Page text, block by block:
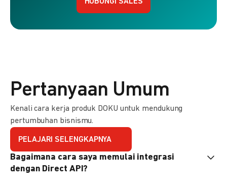
HUBUNGI SALES
Pertanyaan Umum
Kenali cara kerja produk DOKU untuk mendukung
pertumbuhan bisnismu.
PELAJARI SELENGKAPNYA
Bagaimana cara saya memulai integrasi
dengan Direct API?